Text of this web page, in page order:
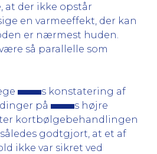
at der ikke opstår
en varmeeffekt, der kan
er nærmest huden.
så parallelle som
s konstatering af
på
s højre
kortbølgebehandlingen
godtgjort, at et af
ikke var sikret ved